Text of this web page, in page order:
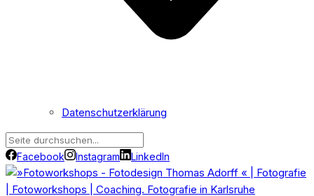
Datenschutzerklärung
Facebook Instagram LinkedIn